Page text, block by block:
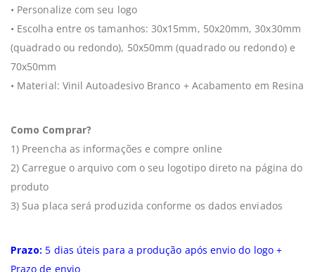
imagens
• Personalize com seu logo
• Escolha entre os tamanhos: 30x15mm, 50x20mm, 30x30mm
(quadrado ou redondo), 50x50mm (quadrado ou redondo) e
70x50mm
• Material: Vinil Autoadesivo Branco + Acabamento em Resina
Como Comprar?
1) Preencha as informações e compre online
2) Carregue o arquivo com o seu logotipo direto na página do
produto
3) Sua placa será produzida conforme os dados enviados
Prazo: 5 dias úteis para a produção após envio do logo +
Prazo de envio